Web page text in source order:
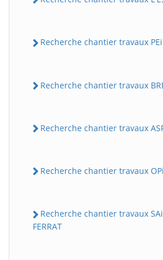
Recherche chantier travaux
Recherche chantier travaux
Recherche chantier travaux
Recherche chantier travaux
Recherche chantier travaux
FERRAT